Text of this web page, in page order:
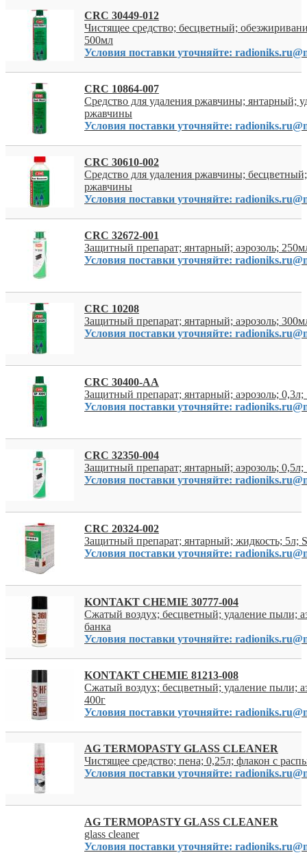
CRC 30449-012
Чистящее средство; бесцветный;
500мл
Условия поставки уточняйте:
CRC 10864-007
Средство для удаления ржавчины; янтарный;
ржавчины
Условия поставки уточняйте:
CRC 30610-002
Средство для удаления ржавчины;
ржавчины
Условия поставки уточняйте:
CRC 32672-001
Защитный препарат; янтарный; аэрозоль;
Условия поставки уточняйте:
CRC 10208
Защитный препарат; янтарный; аэрозоль;
Условия поставки уточняйте:
CRC 30400-AA
Защитный препарат; янтарный; аэрозоль; 0,3л;
Условия поставки уточняйте:
CRC 32350-004
Защитный препарат; янтарный; аэрозоль; 0,5л;
Условия поставки уточняйте:
CRC 20324-002
Защитный препарат; янтарный; жидкость; 5л;
Условия поставки уточняйте:
KONTAKT CHEMIE 30777-004
Сжатый воздух; бесцветный; удаление пыли;
банка
Условия поставки уточняйте:
KONTAKT CHEMIE 81213-008
Сжатый воздух; бесцветный; удаление пыли;
400г
Условия поставки уточняйте:
AG TERMOPASTY GLASS CLEANER
Чистящее средство; пена; 0,25л; флакон с
Условия поставки уточняйте:
AG TERMOPASTY GLASS CLEANER
glass cleaner
Условия поставки уточняйте: